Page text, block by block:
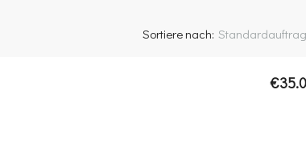
Sortiere nach: Standardauftrag